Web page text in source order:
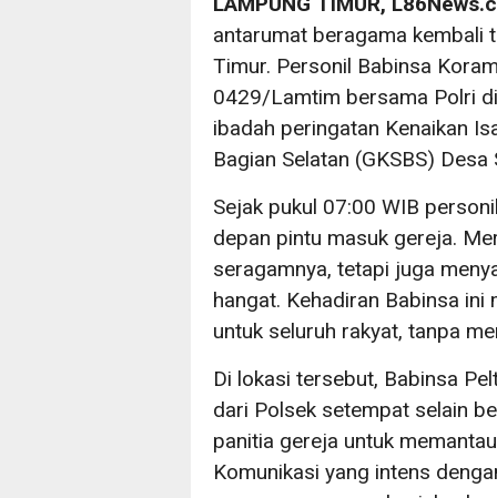
antarumat beragama kembali
Timur. Personil Babinsa
0429/Lamtim bersama Polri
ibadah peringatan Kenaikan
Bagian Selatan (GKSBS)
Sejak pukul 07:00 WIB
depan pintu masuk gereja.
seragamnya, tetapi juga
hangat. Kehadiran Babinsa
untuk seluruh rakyat, tanpa
Di lokasi tersebut, Babinsa
dari Polsek setempat selain
panitia gereja untuk
Komunikasi yang intens